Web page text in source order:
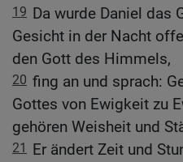
19 Da wurde Daniel das
Gesicht in der Nacht
den Gott des Himmels,
20 fing an und sprach:
Gottes von Ewigkeit zu
gehören Weisheit und
21
Er ändert Zeit und